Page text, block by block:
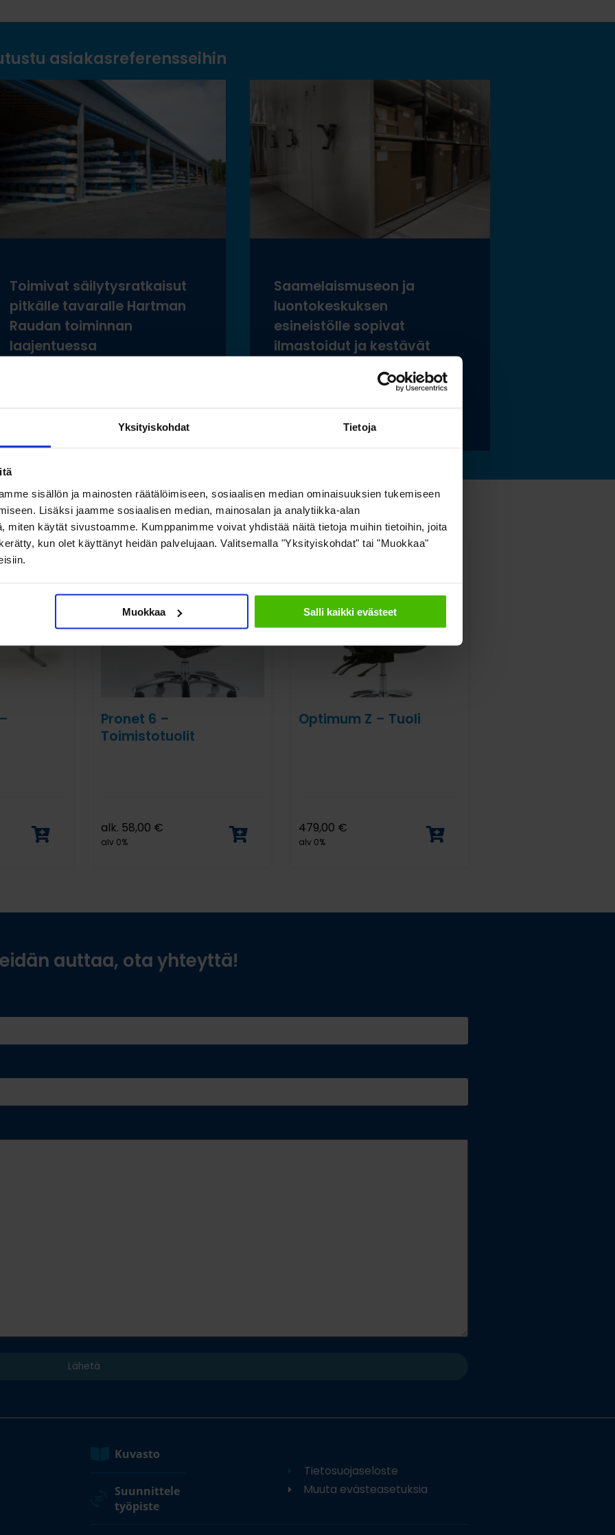
Yksityiskohdat Tietoja
sisällön ja mainosten räätälöimiseen, sosiaalisen median ominaisuuksien tukemiseen
Lisäksi jaamme sosiaalisen median, mainosalan ja analytiikka-alan
miten käytät sivustoamme. Kumppanimme voivat yhdistää näitä tietoja muihin tietoihin, joita
kun olet käyttänyt heidän palvelujaan. Valitsemalla "Yksityiskohdat" tai "Muokkaa"
Muokkaa Salli kaikki evästeet
asiakasreferensseihin
Toimivat säilytysratkaisut
pitkälle tavaralle Hartman
Raudan toiminnan
laajentuessa
Saamelaismuseon ja
luontokeskuksen
esineistölle sopivat
ilmastoidut ja kestävät
Katso myös nämä
Pronet 6 –
Toimistotuolit
alk. 58,00 €
alv 0%
Optimum Z – Tuoli
479,00 €
alv 0%
auttaa, ota yhteyttä!
Kuvasto
Suunnittele
työpiste
Tietosuojaseloste
Muuta evästeasetuksia